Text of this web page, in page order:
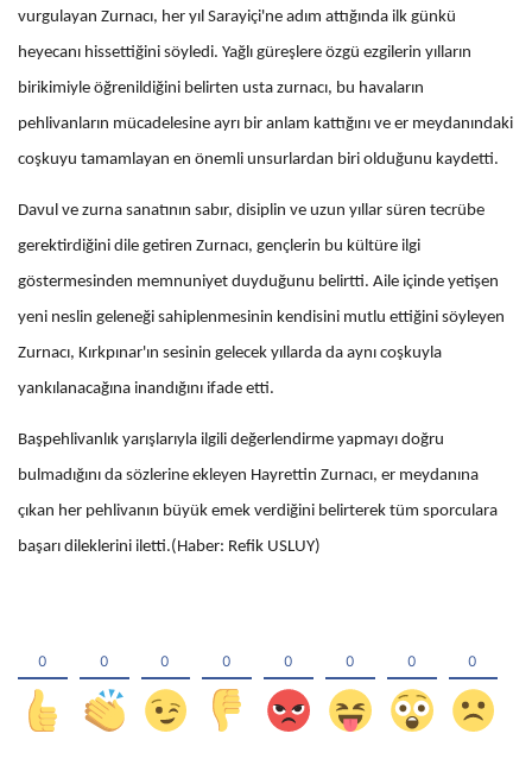
vurgulayan Zurnacı, her yıl Sarayiçi'ne adım attığında ilk günkü
heyecanı hissettiğini söyledi. Yağlı güreşlere özgü ezgilerin yılların
birikimiyle öğrenildiğini belirten usta zurnacı, bu havaların
pehlivanların mücadelesine ayrı bir anlam kattığını ve er meydanındaki
coşkuyu tamamlayan en önemli unsurlardan biri olduğunu kaydetti.
Davul ve zurna sanatının sabır, disiplin ve uzun yıllar süren tecrübe
gerektirdiğini dile getiren Zurnacı, gençlerin bu kültüre ilgi
göstermesinden memnuniyet duyduğunu belirtti. Aile içinde yetişen
yeni neslin geleneği sahiplenmesinin kendisini mutlu ettiğini söyleyen
Zurnacı, Kırkpınar'ın sesinin gelecek yıllarda da aynı coşkuyla
yankılanacağına inandığını ifade etti.
Başpehlivanlık yarışlarıyla ilgili değerlendirme yapmayı doğru
bulmadığını da sözlerine ekleyen Hayrettin Zurnacı, er meydanına
çıkan her pehlivanın büyük emek verdiğini belirterek tüm sporculara
başarı dileklerini iletti.(Haber: Refik USLUY)